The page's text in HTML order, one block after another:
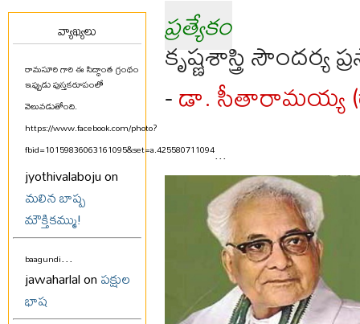
వ్యాఖ్యలు
రామసూరి గారి ఈ సిద్ధాంత గ్రంథం
ఇప్పుడు పుస్తకరూపంలో
వెలువడుతోంది.
https://www.facebook.com/photo?
fbid=10159836063161095&set=a.425580711094...
jyothivalaboju on
మలిన బాష్ప
మౌక్తికమ్ము!
baagundi...
jawaharlal onపక్షుల
భాష
ప్రత్యేకం
కృష్ణశాస్త్రి
-డా. సీతారామయ్య